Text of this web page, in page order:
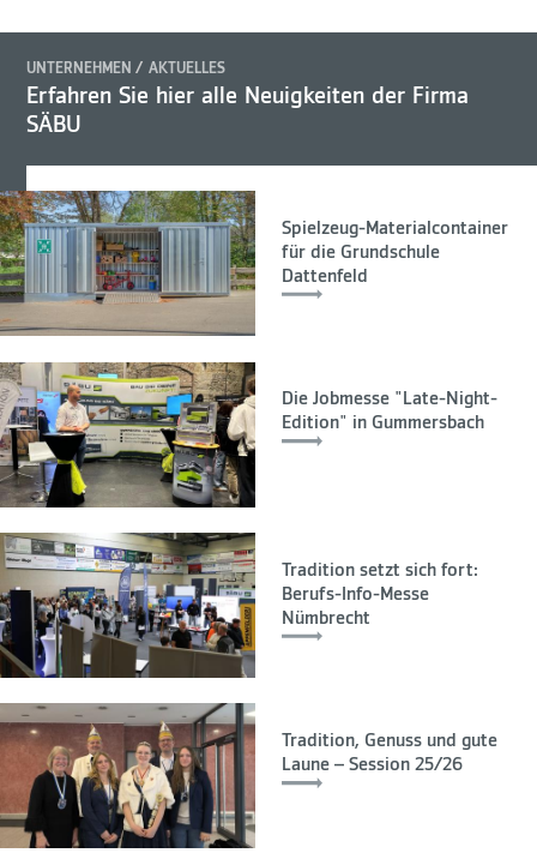
UNTERNEHMEN AKTUELLES
Erfahren Sie hier alle Neuigkeiten der Firma
SÄBU
Spielzeug-Materialcontainer
für die Grundschule
Dattenfeld
Die Jobmesse "Late-Night-
Edition" in Gummersbach
Tradition setzt sich fort:
Berufs-Info-Messe
Nümbrecht
Tradition, Genuss und gute
Laune – Session 25/26